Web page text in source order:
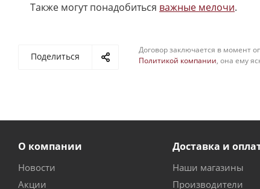
Также могут понадобиться важные мелочи.
Поделиться
Договор заключается в момент
Политикой компании, она ему
О компании
Новости
Акции
Доставка и
Наши магазины
Производители